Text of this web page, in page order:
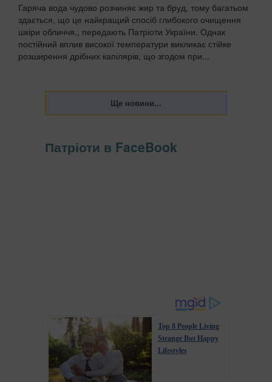
Гаряча вода чудово розчиняє жир та бруд, тому багатьом
здається, що це найкращий спосіб глибокого очищення
шкіри обличчя,, передають Патріоти України. Однак
постійний вплив високої температури викликає стійке
розширення дрібних капілярів, що згодом при...
Патріоти в FaceBook
Top 8 People Living
Strange But Happy
Lifestyles